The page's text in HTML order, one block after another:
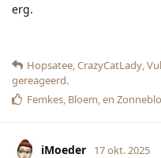
erg.
Hopsatee,CrazyCatLady,
gereageerd.
Femkes, Bloem, en
iMoeder 17 okt. 2025